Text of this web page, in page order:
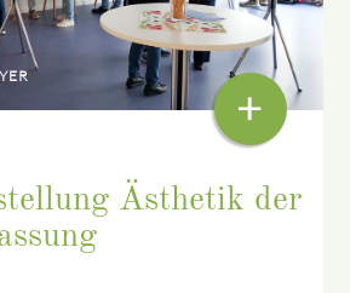
Ästhetik der
+